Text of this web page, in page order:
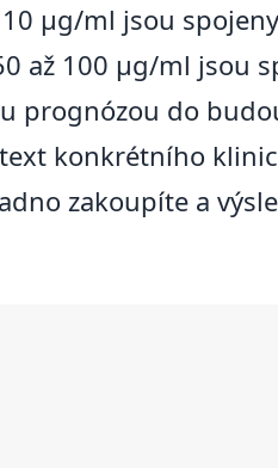
μg/ml jsou
až 100 μg/ml jsou
prognózou do
konkrétního
zakoupíte a